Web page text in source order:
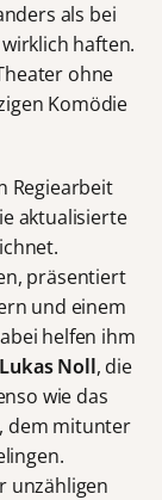
als bei
haften.
ohne
Komödie
Regiearbeit
aktualisierte
präsentiert
und einem
helfen ihm
Lukas Noll, die
wie das
, dem mitunter
unzähligen